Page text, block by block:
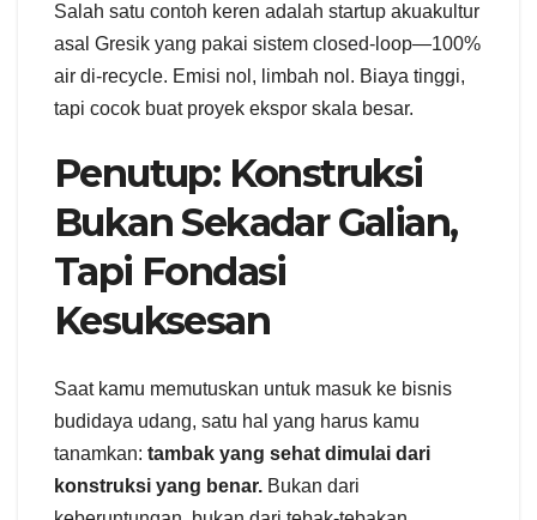
Salah satu contoh keren adalah startup akuakultur
asal Gresik yang pakai sistem closed-loop—100%
air di-recycle. Emisi nol, limbah nol. Biaya tinggi,
tapi cocok buat proyek ekspor skala besar.
Penutup: Konstruksi
Bukan Sekadar Galian,
Tapi Fondasi
Kesuksesan
Saat kamu memutuskan untuk masuk ke bisnis
budidaya udang, satu hal yang harus kamu
tanamkan: tambak yang sehat dimulai dari
konstruksi yang benar. Bukan dari